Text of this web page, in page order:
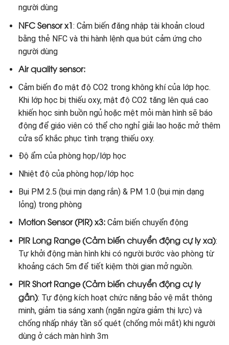
người dùng
NFCSensorx1: Cảm biến đăng nhập tài khoản cloud
bằng thẻ NFC và thi hành lệnh qua bút cảm ứng cho
người dùng
Air quality sensor:
Cảm biến đo mật độ CO2 trong không khí của lớp học.
Khi lớp học bị thiếu oxy, mật độ CO2 tăng lên quá cao
khiến học sinh buồn ngủ hoặc mệt mỏi màn hình sẽ báo
động để giáo viên có thể cho nghỉ giải lao hoặc mở thêm
cửa sổ khắc phục tình trạng thiếu oxy.
Độ ẩm của phòng họp/lớp học
Nhiệt độ của phòng họp/lớp học
Bụi PM 2.5 (bụi mịn dạng rắn) & PM 1.0 (bụi mịn dạng
lỏng) trong phòng
Motion Sensor (PIR) x3: Cảm biến chuyển động
PIR Long Range (Cảm biến chuyển động cự ly xa):
Tự khởi động màn hình khi có người bước vào phòng từ
khoảng cách 5m để tiết kiệm thời gian mở nguồn.
PIR Short Range (Cảm biến chuyển động cự ly
gần): Tự động kích hoạt chức năng bảo vệ mắt thông
minh, giảm tia sáng xanh (ngăn ngừa giảm thị lực) và
chống nhấp nháy tần số quét (chống mỏi mắt) khi người
dùng ở cách màn hình 3m